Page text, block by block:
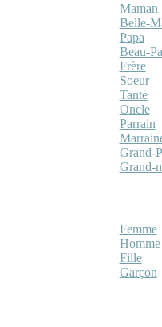
Maman
Belle-
Papa
Beau-
Frère
Soeur
Tante
Oncle
Parrain
Grand-
Grand-
Femme
Homme
Fille
Garçon